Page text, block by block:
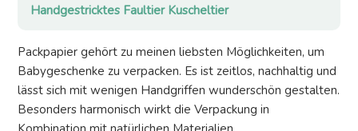
Handgestricktes Faultier Kuscheltier
Packpapier gehört zu meinen liebsten Möglichkeiten, um
Babygeschenke zu verpacken. Es ist zeitlos, nachhaltig und
lässt sich mit wenigen Handgriffen wunderschön gestalten.
Besonders harmonisch wirkt die Verpackung in